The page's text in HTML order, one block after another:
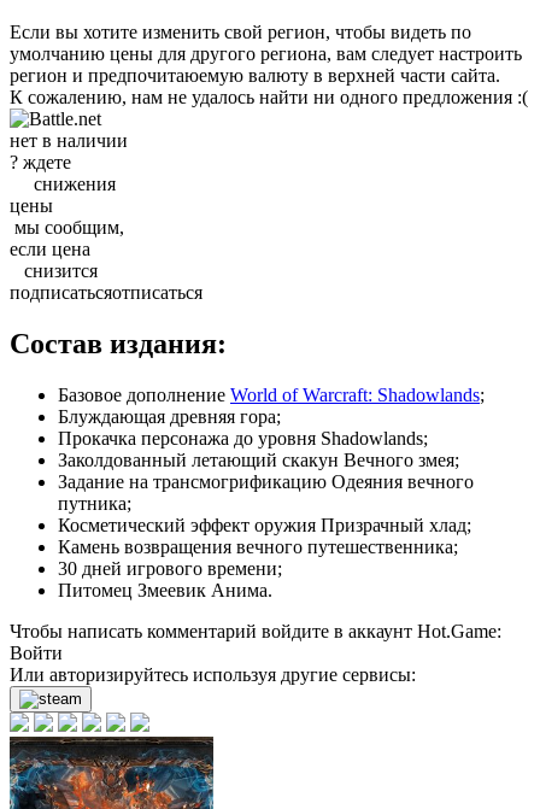
Если вы хотите изменить свой регион, чтобы видеть по
умолчанию цены для другого региона, вам следует настроить
регион и предпочитаюемую валюту в верхней части сайта.
К сожалению, нам не удалось найти ни одного предложения :(
нет в наличии
? ждете
снижения
цены
мы сообщим,
если цена
снизится
подписатьсяотписаться
Состав издания:
Базовое дополнение World of Warcraft: Shadowlands;
Блуждающая древняя гора;
Прокачка персонажа до уровня Shadowlands;
Заколдованный летающий скакун Вечного змея;
Задание на трансмогрификацию Одеяния вечного
путника;
Косметический эффект оружия Призрачный хлад;
Камень возвращения вечного путешественника;
30 дней игрового времени;
Питомец Змеевик Анима.
Чтобы написать комментарий войдите в аккаунт Hot.Game:
Войти
Или авторизируйтесь используя другие сервисы: